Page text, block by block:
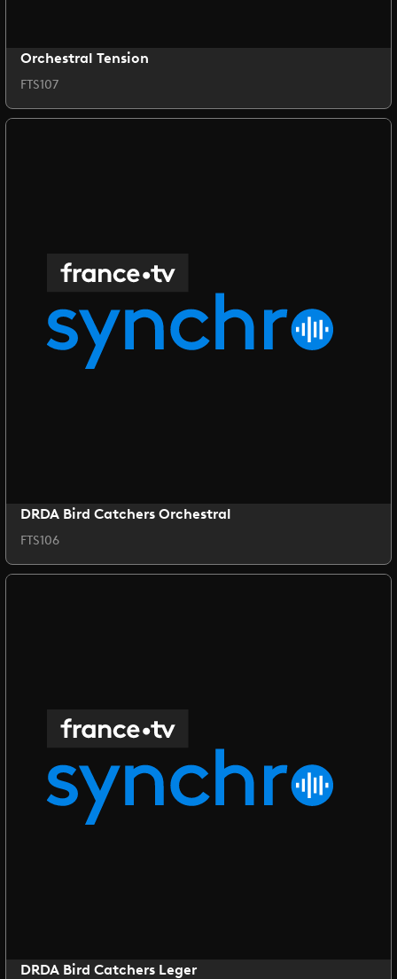
Orchestral Tension
FTS107
DRDA Bird Catchers Orchestral
FTS106
DRDA Bird Catchers Leger